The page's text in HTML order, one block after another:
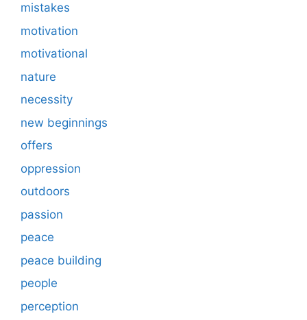
mistakes
motivation
motivational
nature
necessity
new beginnings
offers
oppression
outdoors
passion
peace
peace building
people
perception